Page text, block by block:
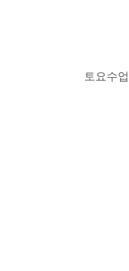
토요수